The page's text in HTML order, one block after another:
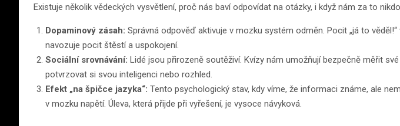
Existuje několik vědeckých vysvětlení, proč nás baví odpovídat na otázky, i když nám za to
Dopaminový zásah: Správná odpověď aktivuje v mozku systém odměn. Pocit „já to
navozuje pocit štěstí a uspokojení.
Sociální srovnávání: Lidé jsou přirozeně soutěživí. Kvízy nám umožňují bezpečně měřit
potvrzovat si svou inteligenci nebo rozhled.
Efekt „na špičce jazyka“: Tento psychologický stav, kdy víme, že informaci známe, ale
v mozku napětí. Úleva, která přijde při vyřešení, je vysoce návyková.